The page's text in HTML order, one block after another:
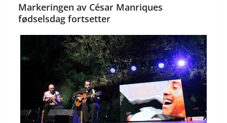
Markeringen av César Manriques
fødselsdag fortsetter